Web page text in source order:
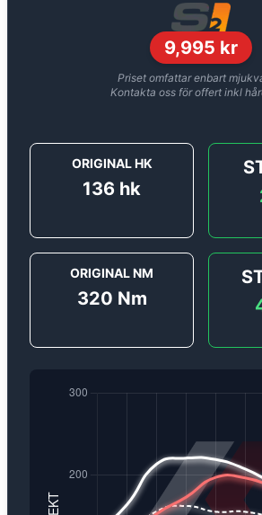
9,995 kr
Priset omfattar enbart
Kontakta oss för offert inkl
ORIGINAL HK
136 hk
ORIGINAL NM
320 Nm